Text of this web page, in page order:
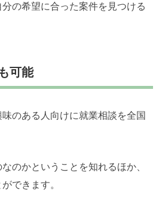
の希望に合った案件を見つける
可能
のある人向けに就業相談を全国
のかということを知れるほか、
できます。